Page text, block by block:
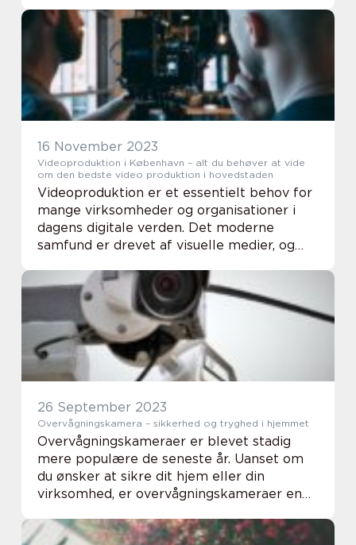
som mellemmænd, der formidler
midlertidige job til k...
16 November 2023
Videoproduktion i København – alt du behøver at vide
om den bedste video produktion i hovedstaden
Videoproduktion er et essentielt behov for
mange virksomheder og organisationer i
dagens digitale verden. Det moderne
samfund er drevet af visuelle medier, og
komponent i enhver branchens succes.
Næsten alle vi...
26 September 2023
Overvågningskamera – sikkerhed og tryghed i hjemmet
Overvågningskameraer er blevet stadig
mere populære de seneste år. Uanset om
du ønsker at sikre dit hjem eller din
virksomhed, er overvågningskameraer en
m...